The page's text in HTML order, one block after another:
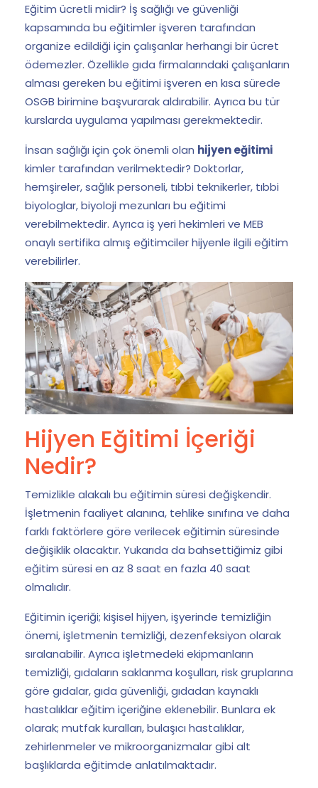
Eğitim ücretli midir? İş sağlığı ve güvenliği
kapsamında bu eğitimler işveren tarafından
organize edildiği için çalışanlar herhangi bir ücret
ödemezler. Özellikle gıda firmalarındaki çalışanların
alması gereken bu eğitimi işveren en kısa sürede
OSGB birimine başvurarak aldırabilir. Ayrıca bu tür
kurslarda uygulama yapılması gerekmektedir.
İnsan sağlığı için çok önemli olan hijyen eğitimi
kimler tarafından verilmektedir? Doktorlar,
hemşireler, sağlık personeli, tıbbi teknikerler, tıbbi
biyologlar, biyoloji mezunları bu eğitimi
verebilmektedir. Ayrıca iş yeri hekimleri ve MEB
onaylı sertifika almış eğitimciler hijyenle ilgili eğitim
verebilirler.
Hijyen Eğitimi İçeriği
Nedir?
Temizlikle alakalı bu eğitimin süresi değişkendir.
İşletmenin faaliyet alanına, tehlike sınıfına ve daha
farklı faktörlere göre verilecek eğitimin süresinde
değişiklik olacaktır. Yukarıda da bahsettiğimiz gibi
eğitim süresi en az 8 saat en fazla 40 saat
olmalıdır.
Eğitimin içeriği; kişisel hijyen, işyerinde temizliğin
önemi, işletmenin temizliği, dezenfeksiyon olarak
sıralanabilir. Ayrıca işletmedeki ekipmanların
temizliği, gıdaların saklanma koşulları, risk gruplarına
göre gıdalar, gıda güvenliği, gıdadan kaynaklı
hastalıklar eğitim içeriğine eklenebilir. Bunlara ek
olarak; mutfak kuralları, bulaşıcı hastalıklar,
zehirlenmeler ve mikroorganizmalar gibi alt
başlıklarda eğitimde anlatılmaktadır.